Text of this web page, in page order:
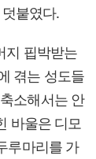
붙였다.
지 핍박받는
겪는 성도들
소해서는 안
바울은 디모
루마리를 가